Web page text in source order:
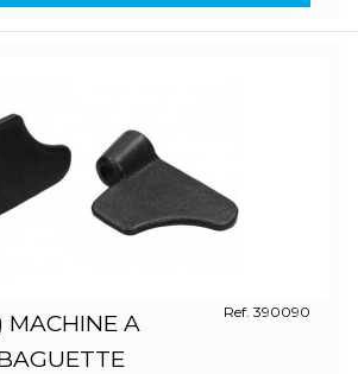
MACHINE A
Ref. 390090